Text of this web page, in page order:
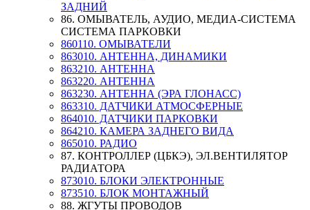
ЗАДНИЙ
86. ОМЫВАТЕЛЬ, АУДИО, МЕДИА-СИСТЕМА
СИСТЕМА ПАРКОВКИ
860110. ОМЫВАТЕЛИ
863010. АНТЕННА, ДИНАМИКИ
863210. АНТЕННА
863220. АНТЕННА
863230. АНТЕННА (ЭРА ГЛОНАСС)
863310. ДАТЧИКИ АТМОСФЕРНЫЕ
864010. ДАТЧИКИ ПАРКОВКИ
864210. КАМЕРА ЗАДНЕГО ВИДА
865010. РАДИО
87. КОНТРОЛЛЕР (ЦБКЭ), ЭЛ.ВЕНТИЛЯТОР
РАДИАТОРА
873010. БЛОКИ ЭЛЕКТРОННЫЕ
873510. БЛОК МОНТАЖНЫЙ
88. ЖГУТЫ ПРОВОДОВ